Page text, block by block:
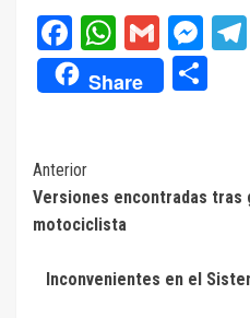
Facebook
Gmail
Share
Navegación
de
Anterior
Versiones encontradas tras
motociclista
Inconvenientes en el